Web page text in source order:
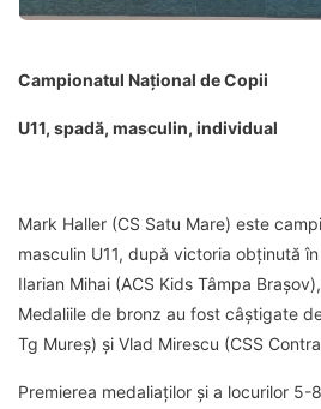
Campionatul Național de Copii
U11, spadă, masculin, individual
Mark Haller (CS Satu Mare) este
masculin U11, după victoria obținută
Ilarian Mihai (ACS Kids Tâmpa
Medaliile de bronz au fost câștigate
Tg Mureș) și Vlad Mirescu (CSS
Premierea medaliaților și a locurilor